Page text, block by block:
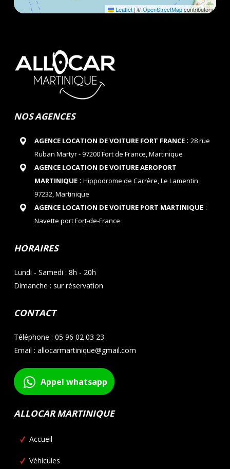
Leaflet | ©OpenStreetMapcontributors
NOS AGENCES
AGENCE LOCATION DE VOITURE FORT FRANCE: 28 rue
Ruban Martyr - 97200 Fort de France, Martinique
AGENCE LOCATION DE VOITURE AEROPORT
MARTINIQUE: Hippodrome de Carrère, Le Lamentin
97232, Martinique
AGENCE LOCATION DE VOITURE PORT MARTINIQUE:
Navette port Fort-de-France
HORAIRES
Lundi - Samedi : 8h - 20h
Dimanche : sur réservation
CONTACT
Téléphone : 05 96 02 03 23
Email : allocarmartinique@gmail.com
Appel whatsapp
ALLOCAR MARTINIQUE
Accueil
Véhicules